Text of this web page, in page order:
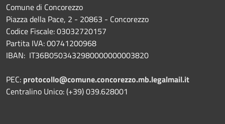
Comune di Concorezzo
Piazza della Pace, 2 - 20863 - Concorezzo
Codice Fiscale: 03032720157
Partita IVA: 00741200968
IBAN: IT36B0503432980000000003820
PEC: protocollo@comune.concorezzo.mb.legalmail.it
Centralino Unico: (+39) 039.628001